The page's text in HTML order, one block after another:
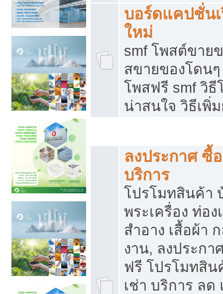
บอร์ดแคปชั่น
ใหม่
smf โพสต์ขาย
สขายของโดน
โพสฟรี smf วิธี
น่าสนใจ วิธีเพิ่
ลงประกาศ ซื้
บริการ
โปรโมทสินค้า
พระเครื่อง ท่อง
สำอาง เสื้อผ้า
งาน, ลงประก
ฟรี โปรโมทสิ
เช่า บริการ ลด